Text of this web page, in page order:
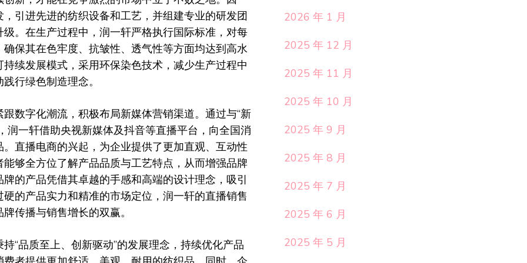
引进先进的纺织设备和工艺，并组建专业的研发团
。在生产过程中，润一轩严格执行国际标准，对每
保其在色牢度、抗皱性、透气性等方面均达到高水
续发展模式，采用环保染色技术，减少生产过程中
行绿色制造理念。
数字化潮流，积极布局新媒体营销渠道。通过与“新
润一轩借助央视新媒体及抖音等直播平台，向全国消
直播电商的兴起，为企业提供了更加直观、互动性
够全方位了解产品品质与工艺特点，从而增强品牌
的产品凭借其卓越的手感和高端的设计理念，吸引
的产品实力和精准的市场定位，润一轩的直播销售
传播与销售增长的双赢。
“品质至上、创新驱动”的发展理念，持续优化产品
2026 年 1 月
2025 年 12 月
2025 年 11 月
2025 年 10 月
2025 年 9 月
2025 年 8 月
2025 年 7 月
2025 年 6 月
2025 年 5 月